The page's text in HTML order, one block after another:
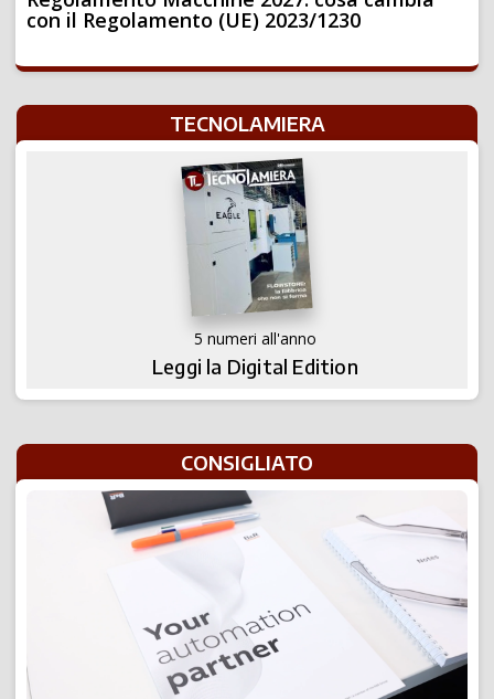
con il Regolamento (UE) 2023/1230
TECNOLAMIERA
5 numeri all'anno
Leggi la Digital Edition
CONSIGLIATO